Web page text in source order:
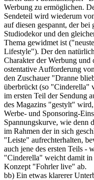
Werbung zu ermöglichen.
Sendeteil wird wiederum
auf diesen gespannt, der
Studiodekor und den
Thema gewidmet ist
Lifestyle"). Der den
Charakter der Werbung
ostentative Aufforderung
den Zuschauer "Dranne
überbrückt (so "Cinderella"
im ersten Teil der Sendung
des Magazins "gestylt" wird,
Werbe- und Sponsoring-
Spannungskurve, wie denn
im Rahmen der in sich
"Leiste" aufrechterhalten,
auch jene des ersten Teils -
"Cinderella" weicht damit in
Konzept "Fohrler live" ab.
bb) Ein etwas klarerer